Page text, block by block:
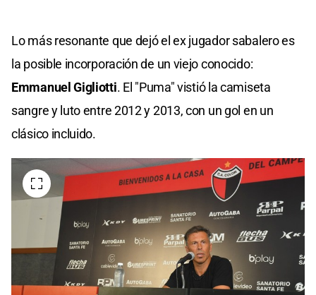
Lo más resonante que dejó el ex jugador sabalero es
la posible incorporación de un viejo conocido:
Emmanuel Gigliotti. El "Puma" vistió la camiseta
sangre y luto entre 2012 y 2013, con un gol en un
clásico incluido.